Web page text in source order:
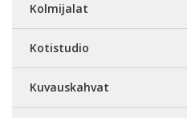
Kolmijalat
Kotistudio
Kuvauskahvat